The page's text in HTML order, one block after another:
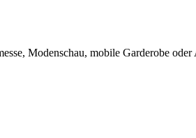
Modenschau, mobile Garderobe